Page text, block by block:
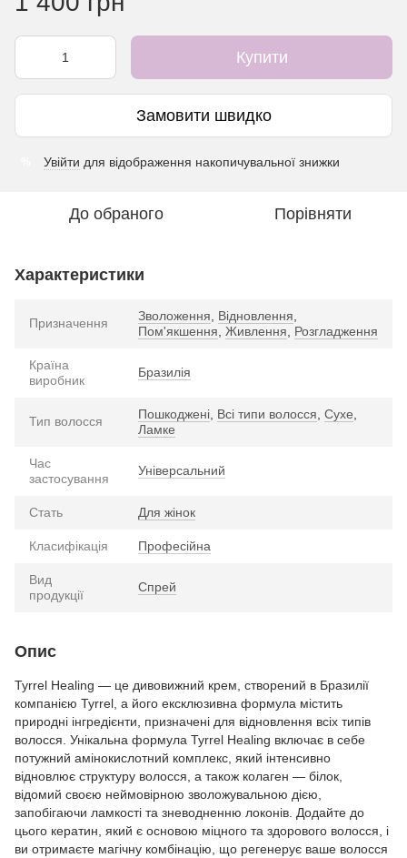
Купити
Замовити швидко
Увійти для відображення накопичувальної знижки
До обраного Порівняти
Характеристики
Призначення Зволоження, Відновлення,
Пом'якшення, Живлення, Розгладження
Країна
виробник
Бразилія
Тип волосся Пошкоджені, Всі типи волосся, Сухе,
Ламке
Час
застосування
Універсальний
Стать Для жінок
Класифікація Професійна
Вид
продукції
Спрей
Опис
Tyrrel Healing — це дивовижний крем, створений в Бразилії
компанією Tyrrel, а його ексклюзивна формула містить
природні інгредієнти, призначені для відновлення всіх типів
волосся. Унікальна формула Tyrrel Healing включає в себе
потужний амінокислотний комплекс, який інтенсивно
відновлює структуру волосся, а також колаген — білок,
відомий своєю неймовірною зволожувальною дією,
запобігаючи ламкості та зневодненню локонів. Додайте до
цього кератин, який є основою міцного та здорового волосся, і
ви отримаєте магічну комбінацію, що регенерує ваше волосся